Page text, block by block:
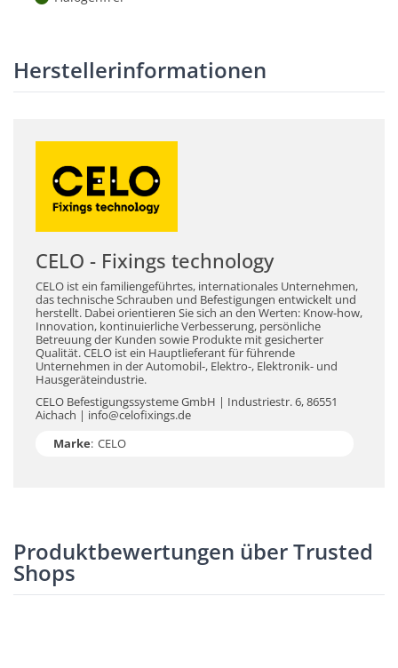
Herstellerinformationen
CELO - Fixings technology
CELO ist ein familiengeführtes, internationales Unternehmen,
das technische Schrauben und Befestigungen entwickelt und
herstellt. Dabei orientieren Sie sich an den Werten: Know-how,
Innovation, kontinuierliche Verbesserung, persönliche
Betreuung der Kunden sowie Produkte mit gesicherter
Qualität. CELO ist ein Hauptlieferant für führende
Unternehmen in der Automobil-, Elektro-, Elektronik- und
Hausgeräteindustrie.
CELO Befestigungssysteme GmbH | Industriestr. 6, 86551
Aichach | info@celofixings.de
Marke: CELO
Produktbewertungen über Trusted
Shops